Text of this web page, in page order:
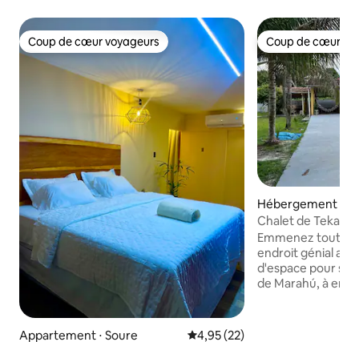
Coup de cœur voyageurs
Coup de cœur voyageurs
Appartement ⋅ Soure Évaluation moyenne sur la
4,95 (22)
Coup de cœur
Coup de cœur
Hébergement ⋅
Chalet de Teka -
Marahú -
Emmenez toute
endroit génial
d'espace pour
de Marahú, à